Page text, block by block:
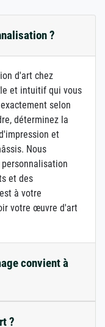
?
d'art chez
et intuitif qui vous
selon
déterminez la
et
Nous
et des
à votre
votre œuvre d'art
convient à
?